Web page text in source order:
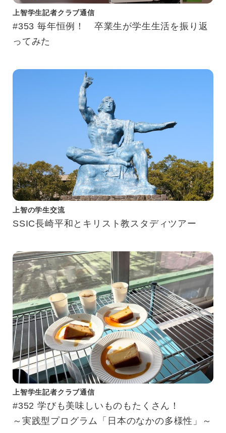
上智学生記者クラブ通信
#353 毎年恒例！ 卒業生が学生生活を振り返
ってみた
上智の学生交流
SSIC長崎平和とキリスト教スタディツアー
上智学生記者クラブ通信
#352 学びも美味しいものもたくさん！
～実践型プログラム「日本のなかの多様性」～